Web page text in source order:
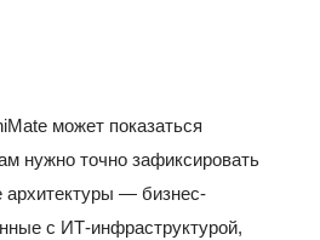
может показаться
нужно точно зафиксировать
— бизнес-
с ИТ-инфраструктурой,